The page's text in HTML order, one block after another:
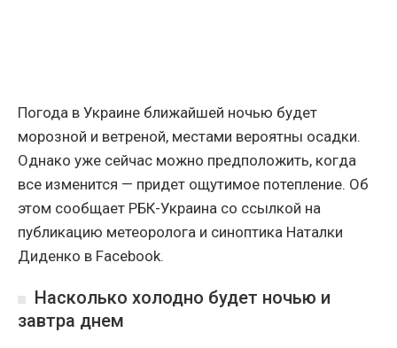
Погода в Украине ближайшей ночью будет
морозной и ветреной, местами вероятны осадки.
Однако уже сейчас можно предположить, когда
все изменится — придет ощутимое потепление. Об
этом сообщает РБК-Украина со ссылкой на
публикацию метеоролога и синоптика Наталки
Диденко в Facebook.
Насколько холодно будет ночью и
завтра днем